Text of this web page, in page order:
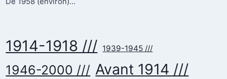
1914-1918 /// 1939-1945 ///
1946-2000 /// Avant 1914 ///